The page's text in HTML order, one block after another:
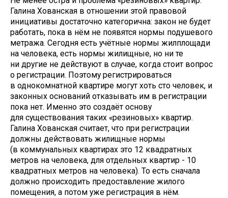
Галина Хованская в отношении этой правовой
инициативы достаточно категорична: закон не будет
работать, пока в нём не появятся нормы подушевого
метража. Сегодня есть учётные нормы жилплощади
на человека, есть нормы жилищные, но ни те
ни другие не действуют в случае, когда стоит вопрос
о регистрации. Поэтому регистрироваться
в однокомнатной квартире могут хоть сто человек, и
законных оснований отказывать им в регистрации
пока нет. Именно это создаёт основу
для существования таких «резиновых» квартир.
Галина Хованская считает, что при регистрации
должны действовать жилищные нормы
(в коммунальных квартирах это 12 квадратных
метров на человека, для отдельных квартир - 10
квадратных метров на человека). То есть сначала
должно происходить предоставление жилого
помещения, а потом уже регистрация в нём.